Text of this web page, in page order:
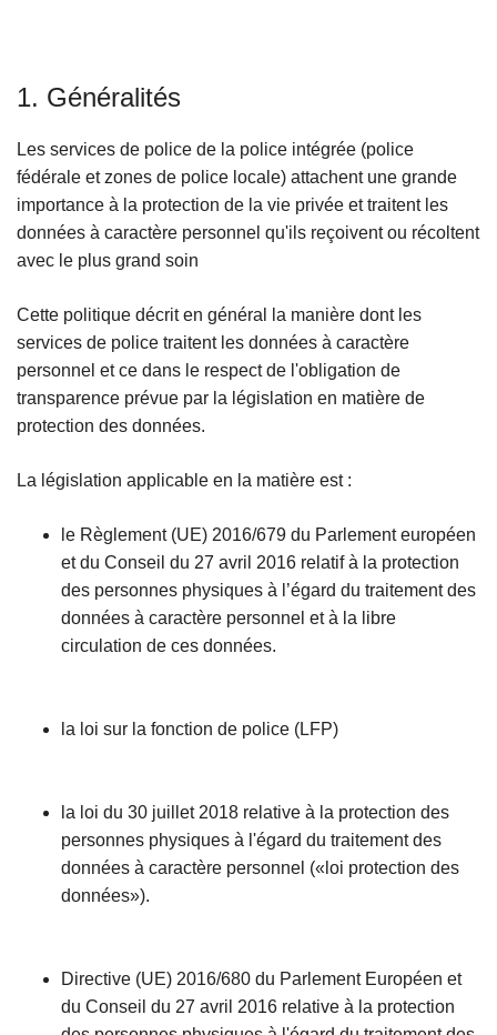
1. Généralités
Les services de police de la police intégrée (police
fédérale et zones de police locale) attachent une grande
importance à la protection de la vie privée et traitent les
données à caractère personnel qu'ils reçoivent ou récoltent
avec le plus grand soin
Cette politique décrit en général la manière dont les
services de police traitent les données à caractère
personnel et ce dans le respect de l'obligation de
transparence prévue par la législation en matière de
protection des données.
La législation applicable en la matière est :
le Règlement (UE) 2016/679 du Parlement européen
et du Conseil du 27 avril 2016 relatif à la protection
des personnes physiques à l’égard du traitement des
données à caractère personnel et à la libre
circulation de ces données.
la loi sur la fonction de police (LFP)
la loi du 30 juillet 2018 relative à la protection des
personnes physiques à l'égard du traitement des
données à caractère personnel («loi protection des
données»).
Directive (UE) 2016/680 du Parlement Européen et
du Conseil du 27 avril 2016 relative à la protection